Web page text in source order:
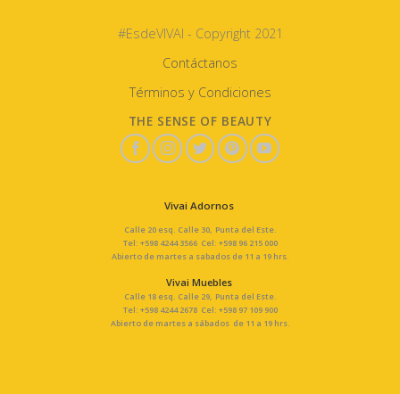
#EsdeVIVAI - Copyright 2021
Contáctanos
Términos y Condiciones
THE SENSE OF BEAUTY
Vivai Adornos
Calle 20 esq. Calle 30, Punta del Este.
Tel: +598 4244 3566 Cel: +598 96 215 000
Abierto de martes a sabados de 11 a 19 hrs.
Vivai Muebles
Calle 18 esq. Calle 29, Punta del Este.
Tel: +598 4244 2678 Cel: +598 97 109 900
Abierto de martes a sábados de 11 a 19 hrs.